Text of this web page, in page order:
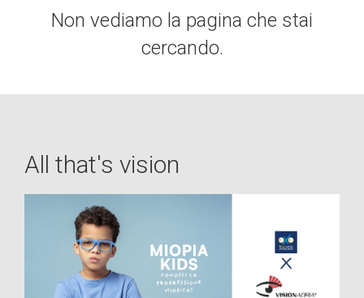
Non vediamo la pagina che stai
cercando.
All that's vision